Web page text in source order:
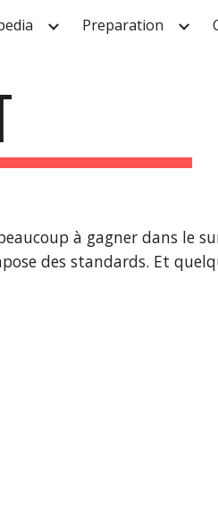
navigation Preparation
à gagner dans le
des standards. Et